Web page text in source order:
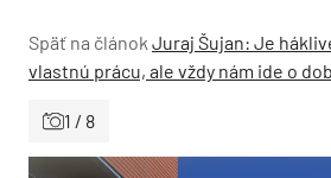
Späť na článok Juraj Šujan: Je
vlastnú prácu, ale vždy nám ide o
1 / 8